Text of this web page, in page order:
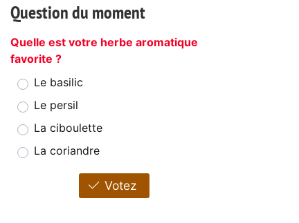
Question du moment
Quelle est votre herbe aromatique
favorite ?
Le basilic
Le persil
La ciboulette
La coriandre
Votez